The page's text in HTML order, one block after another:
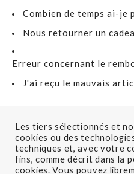
Combien de temps ai-je
Nous retourner un
Erreur concernant le
J'ai reçu le mauvais
Search
For
Les tiers sélectionnés et
cookies ou des
techniques et, avec votre
fins, comme décrit dans la
cookies. Vous pouvez